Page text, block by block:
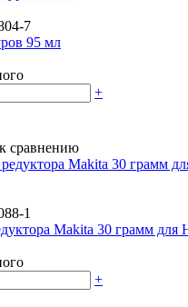
7
95 мл
+
сравнению
1
Makita 30 грамм для
+